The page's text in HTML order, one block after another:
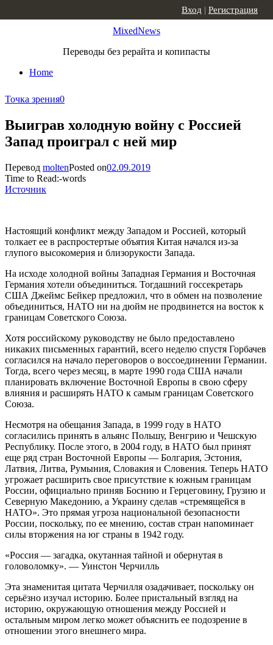
MixedNews
Переводы без рерайта и копипасты
Home
Вход | Регистрация
Точка зрения0
Выиграв холодную войну с Россией
Запад проиграл с ней мир
Перевод moltenPosted on02.09.2019
Time to Read:-words
Источник
Настоящий конфликт между Западом и Россией, который
толкает ее в распростертые объятия Китая начался из-за
глупого высокомерия и близорукости Запада.
На исходе холодной войны Западная Германия и Восточная
Германия хотели объединиться. Тогдашний госсекретарь
США Джеймс Бейкер предложил, что в обмен на позволение
объединиться, НАТО ни на дюйм не продвинется на восток к
границам Советского Союза.
Хотя российскому руководству не было предоставлено
никаких письменных гарантий, всего неделю спустя Горбачев
согласился на начало переговоров о воссоединении Германии.
Тогда, всего через месяц, в марте 1990 года США начали
планировать включение Восточной Европы в свою сферу
влияния и расширять НАТО к самым границам Советского
Союза.
Несмотря на обещания Запада, в 1999 году в НАТО
согласились принять в альянс Польшу, Венгрию и Чешскую
Республику. После этого, в 2004 году, в НАТО был принят
еще ряд стран Восточной Европы — Болгария, Эстония,
Латвия, Литва, Румыния, Словакия и Словения. Теперь НАТО
угрожает расширить свое присутствие к южным границам
России, официально приняв Боснию и Герцеговину, Грузию и
Северную Македонию, а Украину сделав «стремящейся в
НАТО». Это прямая угроза национальной безопасности
России, поскольку, по ее мнению, состав стран напоминает
силы вторжения на юг страны в 1942 году.
«Россия — загадка, окутанная тайной и обернутая в
головоломку». — Уинстон Черчилль
Эта знаменитая цитата Черчилля озадачивает, поскольку он
серьёзно изучал историю. Более пристальный взгляд на
историю, окружающую отношения между Россией и
остальным миром легко может объяснить ее подозрение в
отношении этого внешнего мира.